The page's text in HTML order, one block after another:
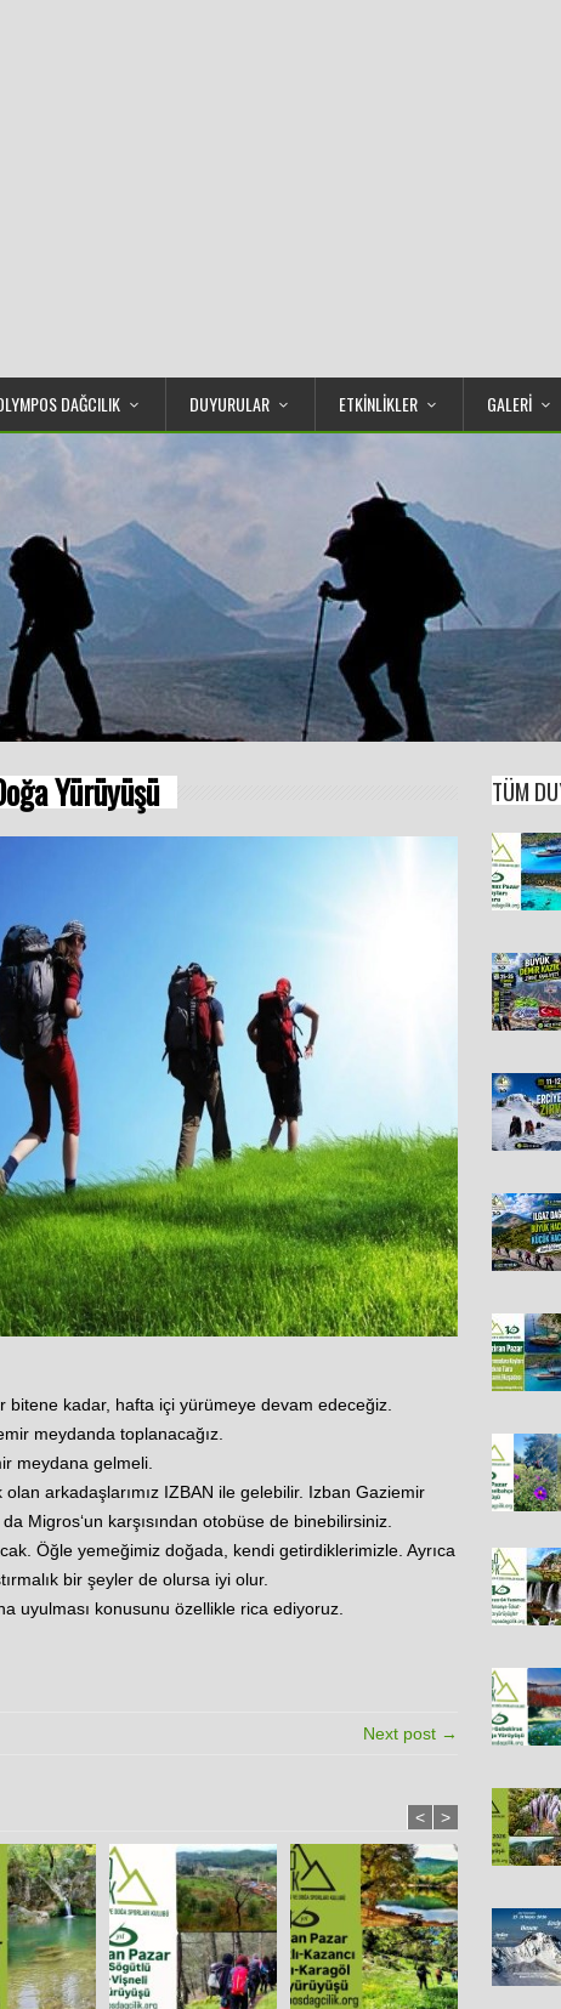
DAĞCILIK DUYURULAR ETKİNLİKLER GALERİ
Yürüyüşü
kadar, hafta içi yürümeye devam edeceğiz.
meydanda toplanacağız.
meydana gelmeli.
arkadaşlarımız IZBAN ile gelebilir. Izban Gaziemir
Migros‘un karşısından otobüse de binebilirsiniz.
Öğle yemeğimiz doğada, kendi getirdiklerimizle. Ayrıca
bir şeyler de olursa iyi olur.
uyulması konusunu özellikle rica ediyoruz.
Next post →
< >
TÜM